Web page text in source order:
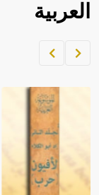
العربية